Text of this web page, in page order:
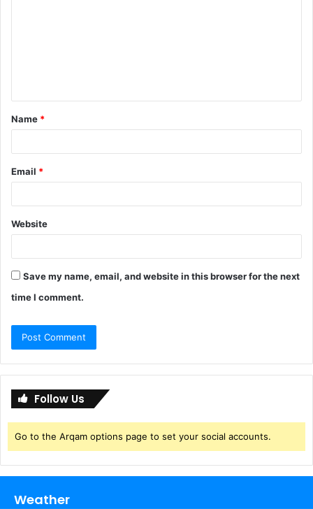
t
*
Name *
Email *
Website
Save my name, email, and website in this browser for the next
time I comment.
Follow Us
Go to the Arqam options page to set your social accounts.
Weather